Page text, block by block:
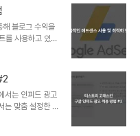
복사합니다. 티
리자 페이지에
코드 창에서
입력합니다. 이어
다. 이어서 복
해 블로그 수익을
를 사용하고 있는
이는 블로그 속
애드센스 스크립
받게 되면 위와
과정에서 첫번째
단 한번만 사용
드 발급시 나오는
서는 인피드 광고
는 맞춤 설정한 코
. 1. 스크립트 기